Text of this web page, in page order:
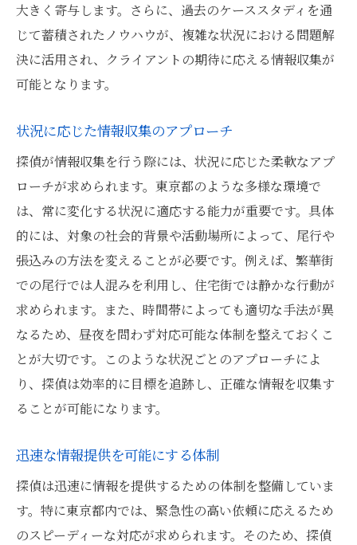
大きく寄与します。さらに、過去のケーススタディを通
じて蓄積されたノウハウが、複雑な状況における問題解
決に活用され、クライアントの期待に応える情報収集が
可能となります。
状況に応じた情報収集のアプローチ
探偵が情報収集を行う際には、状況に応じた柔軟なアプ
ローチが求められます。東京都のような多様な環境で
は、常に変化する状況に適応する能力が重要です。具体
的には、対象の社会的背景や活動場所によって、尾行や
張込みの方法を変えることが必要です。例えば、繁華街
での尾行では人混みを利用し、住宅街では静かな行動が
求められます。また、時間帯によっても適切な手法が異
なるため、昼夜を問わず対応可能な体制を整えておくこ
とが大切です。このような状況ごとのアプローチによ
り、探偵は効率的に目標を追跡し、正確な情報を収集す
ることが可能になります。
迅速な情報提供を可能にする体制
探偵は迅速に情報を提供するための体制を整備していま
す。特に東京都内では、緊急性の高い依頼に応えるため
のスピーディーな対応が求められます。そのため、探偵